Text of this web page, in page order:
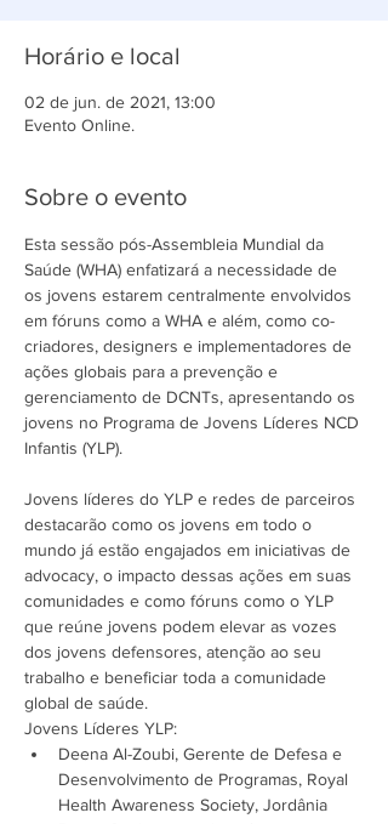
Horário e local
02 de jun. de 2021, 13:00
Evento Online.
Sobre o evento
Esta sessão pós-Assembleia Mundial da
Saúde (WHA) enfatizará a necessidade de
os jovens estarem centralmente envolvidos
em fóruns como a WHA e além, como co-
criadores, designers e implementadores de
ações globais para a prevenção e
gerenciamento de DCNTs, apresentando os
jovens no Programa de Jovens Líderes NCD
Infantis (YLP).
Jovens líderes do YLP e redes de parceiros
destacarão como os jovens em todo o
mundo já estão engajados em iniciativas de
advocacy, o impacto dessas ações em suas
comunidades e como fóruns como o YLP
que reúne jovens podem elevar as vozes
dos jovens defensores, atenção ao seu
trabalho e beneficiar toda a comunidade
global de saúde.
Jovens Líderes YLP:
Deena Al-Zoubi, Gerente de Defesa e
Desenvolvimento de Programas, Royal
Health Awareness Society, Jordânia